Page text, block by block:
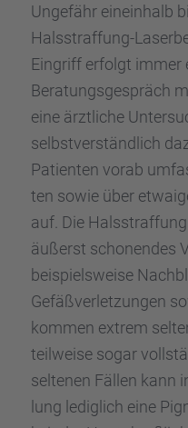
Ungefähr einein­halb
Halsstraf­fung-
Eingriff erfolgt immer
Beratungs­ge­spräch
eine ärztli­che
selbst­ver­ständ­lich
Patien­ten vorab
ten sowie über
auf. Die
äußerst schonen­des
beispiels­weise
Gefäß­ver­let­zun­gen
kommen extrem
teilweise sogar
selte­nen Fällen kann
lung ledig­lich eine